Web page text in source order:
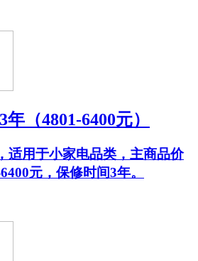
（4801-6400元）
适用于小家电品类，主商品价
元，保修时间3年。